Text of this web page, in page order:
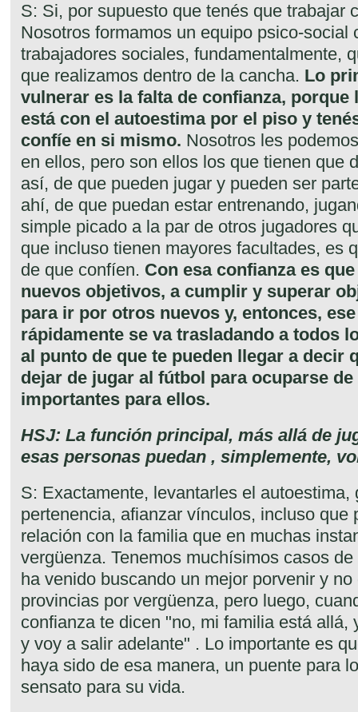
S: Si, por supuesto que tenés que trabajar
Nosotros formamos un equipo psico-social
trabajadores sociales, fundamentalmente,
que realizamos dentro de la cancha. Lo
vulnerar es la falta de confianza, porque
está con el autoestima por el piso y
confíe en si mismo. Nosotros les
en ellos, pero son ellos los que tienen que
así, de que pueden jugar y pueden ser
ahí, de que puedan estar entrenando,
simple picado a la par de otros jugadores
que incluso tienen mayores facultades, es
de que confíen. Con esa confianza es
nuevos objetivos, a cumplir y superar
para ir por otros nuevos y, entonces,
rápidamente se va trasladando a todos
al punto de que te pueden llegar a decir
dejar de jugar al fútbol para ocuparse
importantes para ellos.
HSJ: La función principal, más allá de
esas personas puedan , simplemente,
S: Exactamente, levantarles el autoestima,
pertenencia, afianzar vínculos, incluso que
relación con la familia que en muchas
vergüenza. Tenemos muchísimos casos
ha venido buscando un mejor porvenir y
provincias por vergüenza, pero luego,
confianza te dicen "no, mi familia está allá,
y voy a salir adelante" . Lo importante es
haya sido de esa manera, un puente para
sensato para su vida.